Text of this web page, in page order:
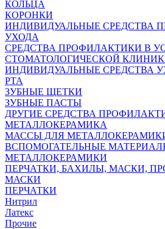
КОЛЬЦА
КОРОНКИ
ИНДИВИДУАЛЬНЫЕ СРЕДСТВА
УХОДА
СРЕДСТВА ПРОФИЛАКТИКИ В
СТОМАТОЛОГИЧЕСКОЙ
ИНДИВИДУАЛЬНЫЕ СРЕДСТВА
РТА
ЗУБНЫЕ ЩЕТКИ
ЗУБНЫЕ ПАСТЫ
ДРУГИЕ СРЕДСТВА
МЕТАЛЛОКЕРАМИКА
МАССЫ ДЛЯ
ВСПОМОГАТЕЛЬНЫЕ
МЕТАЛЛОКЕРАМИКИ
ПЕРЧАТКИ, БАХИЛЫ, МАСКИ,
МАСКИ
ПЕРЧАТКИ
Нитрил
Латекс
Прочие